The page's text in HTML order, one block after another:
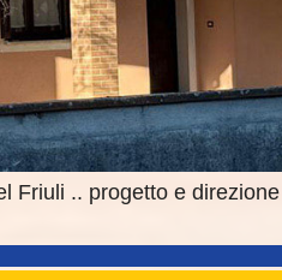
.. progetto e